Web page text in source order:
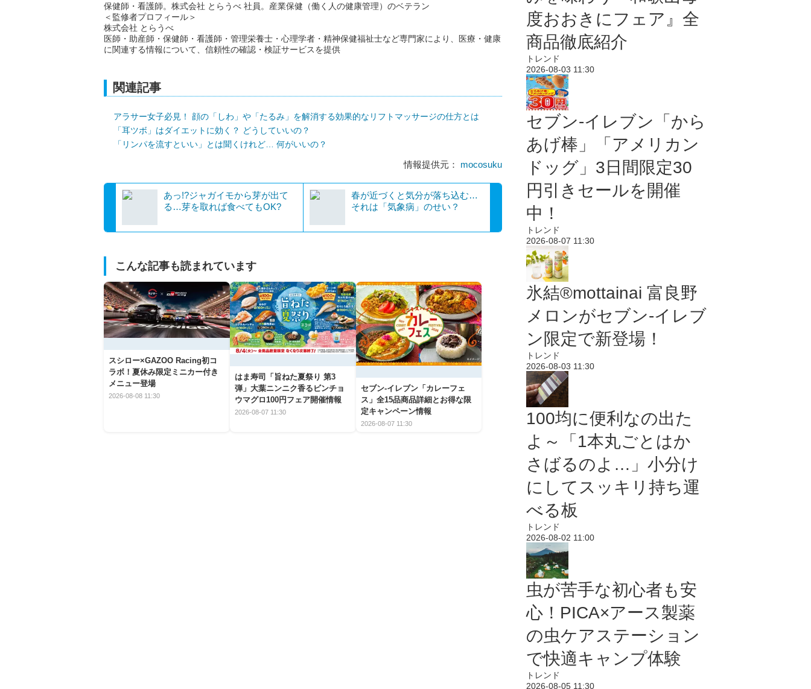
保健師・看護師。株式会社 とらうべ 社員。産業保健（働く人の健康管理）のベテラン
＜監修者プロフィール＞
株式会社 とらうべ
医師・助産師・保健師・看護師・管理栄養士・心理学者・精神保健福祉士など専門家により、医療・健康
に関連する情報について、信頼性の確認・検証サービスを提供
関連記事
アラサー女子必見！ 顔の「しわ」や「たるみ」を解消する効果的なリフトマッサージの仕方とは
「耳ツボ」はダイエットに効く？ どうしていいの？
「リンパを流すといい」とは聞くけれど… 何がいいの？
情報提供元： mocosuku
あっ!?ジャガイモから芽が出て
る…芽を取れば食べてもOK?
春が近づくと気分が落ち込む…
それは「気象病」のせい？
こんな記事も読まれています
スシロー×GAZOO Racing初コ
ラボ！夏休み限定ミニカー付き
メニュー登場
2026-08-08 11:30
はま寿司「旨ねた夏祭り 第3
弾」大葉ニンニク香るビンチョ
ウマグロ100円フェア開催情報
2026-08-07 11:30
セブン‐イレブン「カレーフェ
ス」全15品商品詳細とお得な限
定キャンペーン情報
2026-08-07 11:30
度おおきにフェア』全
商品徹底紹介
トレンド
2026-08-03 11:30
セブン‐イレブン「から
あげ棒」「アメリカン
ドッグ」3日間限定30
円引きセールを開催
中！
トレンド
2026-08-07 11:30
氷結®mottainai 富良野
メロンがセブン‐イレブ
ン限定で新登場！
トレンド
2026-08-03 11:30
100均に便利なの出た
よ～「1本丸ごとはか
さばるのよ…」小分け
にしてスッキリ持ち運
べる板
トレンド
2026-08-02 11:00
虫が苦手な初心者も安
心！PICA×アース製薬
の虫ケアステーション
で快適キャンプ体験
トレンド
2026-08-05 11:30